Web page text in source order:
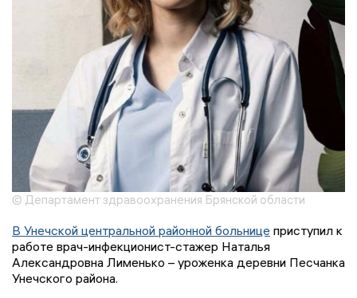
© Департамент здравоохранения Брянской области
В Унечской центральной районной больнице приступил к
работе врач-инфекционист-стажер Наталья
Александровна Лименько – уроженка деревни Песчанка
Унечского района.